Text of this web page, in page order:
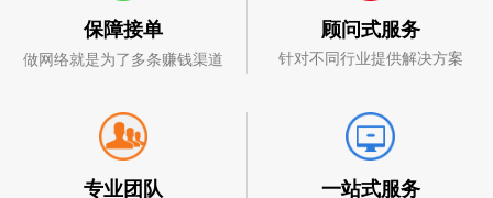
保障接单
做网络就是为了多条赚钱渠道
顾问式服务
针对不同行业提供解决方案
专业团队 一站式服务